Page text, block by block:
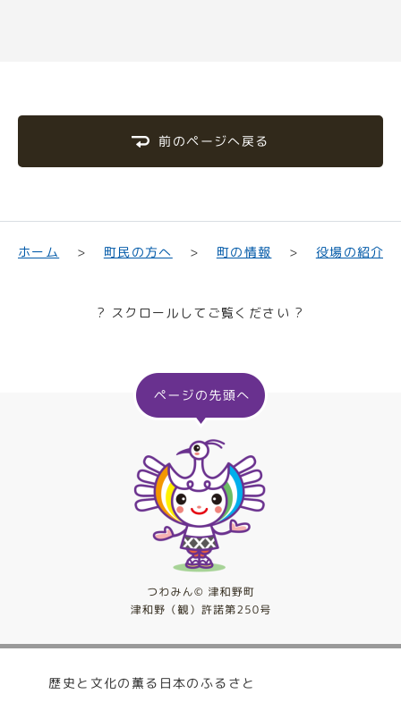
前のページへ戻る
ホーム 町民の方へ 町の情報 役場の紹介
? スクロールしてご覧ください ?
歴史と文化の薫る日本のふるさと